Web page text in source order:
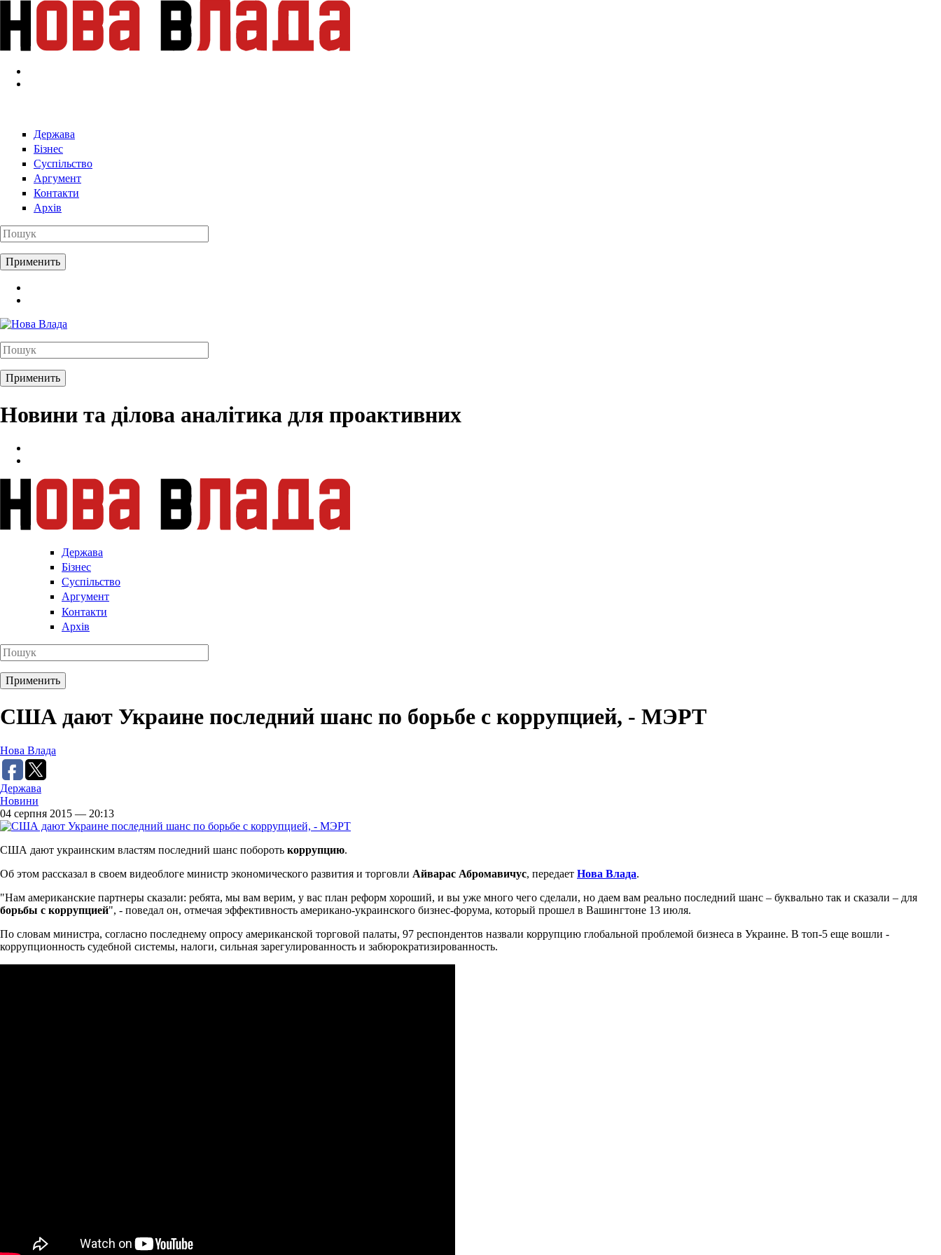
Перейти к основному содержанию
Держава
Бізнес
Суспільство
Аргумент
Контакти
Архів
Новини та ділова аналітика для проактивних
Держава
Бізнес
Суспільство
Аргумент
Контакти
Архів
США дают Украине последний шанс по борьбе с коррупцией, - МЭРТ
Нова Влада
Держава
Новини
04 серпня 2015 — 20:13
США дают украинским властям последний шанс побороть коррупцию.
Об этом рассказал в своем видеоблоге министр экономического развития и торговли Айварас Абромавичус, передает Нова Влада.
"Нам американские партнеры сказали: ребята, мы вам верим, у вас план реформ хороший, и вы уже много чего сделали, но даем вам реально последний шанс – буквально так и сказали – для
борьбы с коррупцией", - поведал он, отмечая эффективность американо-украинского бизнес-форума, который прошел в Вашингтоне 13 июля.
По словам министра, согласно последнему опросу американской торговой палаты, 97 респондентов назвали коррупцию глобальной проблемой бизнеса в Украине. В топ-5 еще вошли -
коррупционность судебной системы, налоги, сильная зарегулированность и забюрократизированность.